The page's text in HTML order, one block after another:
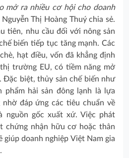
mở ra nhiều cơ hội cho doanh
Thị Hoàng Thuý chia sẻ.
tiên, nhu cầu đối với nông sản
biến tiếp tục tăng mạnh. Các
hạt điều, vốn đã khẳng định
trường EU, có tiềm năng mở
Đặc biệt, thủy sản chế biến như
phẩm hải sản đông lạnh là lựa
đáp ứng các tiêu chuẩn về
nguồn gốc xuất xứ. Việc phát
chứng nhận hữu cơ hoặc thân
doanh nghiệp Việt Nam gia